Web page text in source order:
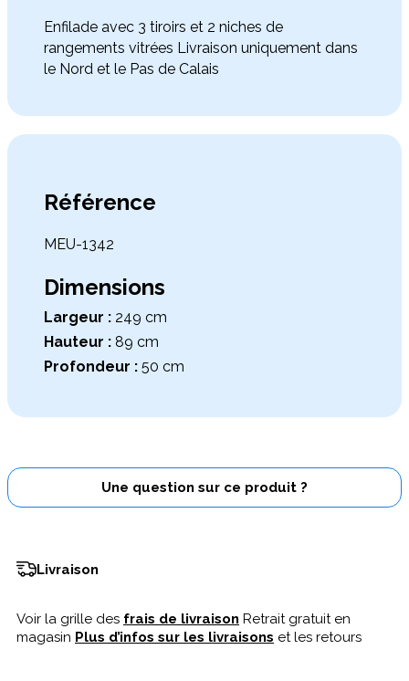
Enfilade avec 3 tiroirs et 2 niches de
rangements vitrées Livraison uniquement dans
le Nord et le Pas de Calais
Référence
MEU-1342
Dimensions
Largeur : 249 cm
Hauteur : 89 cm
Profondeur : 50 cm
Une question sur ce produit ?
Livraison
Voir la grille des frais de livraison Retrait gratuit en
magasin Plus d’infos sur les livraisons et les retours